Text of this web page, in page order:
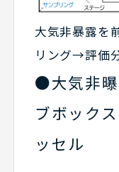
大気非暴露を
リング→評価
●大気非
ブボック
ッセル